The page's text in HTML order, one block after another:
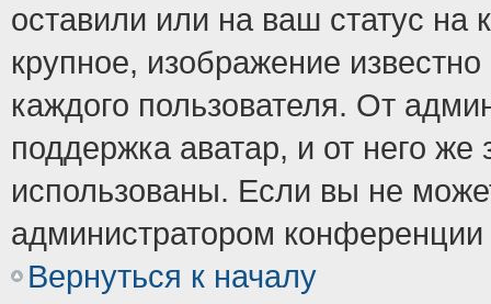
оставили или на ваш статус
крупное, изображение
каждого пользователя. От
поддержка аватар, и от него же
использованы. Если вы не
администратором
Вернуться к началу